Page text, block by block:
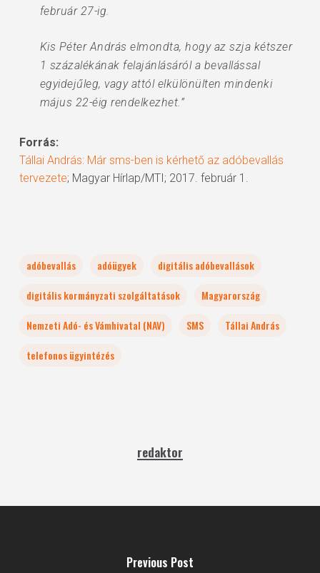
február 27-ig.
Kis Péter András elmondta, hogy az szja kétszer
1 százalékának felajánlásáról a bevallással
egyidejűleg, vagy attól elkülönülten mindenki
május 22-éig rendelkezhet.”
Forrás:
Tállai András: Már sms-ben is kérhető az adóbevallás
tervezete; Magyar Hírlap/MTI; 2017. február 1.
adóbevallás adóügyek
digitális adóbevallások
digitális kormányzati szolgáltatások
Magyarország
Nemzeti Adó- és Vámhivatal (NAV)
SMS
Tállai András
telefonos ügyintézés
redaktor
Previous Post